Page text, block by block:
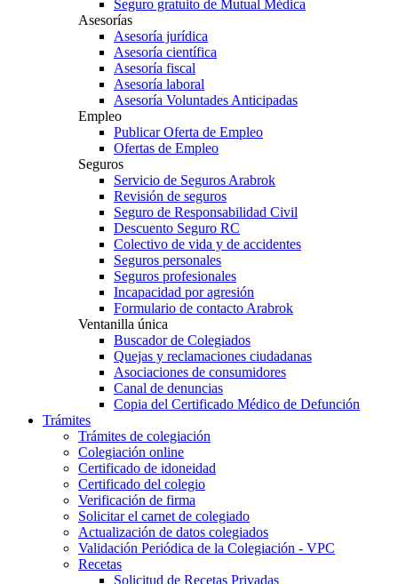
Seguro gratuito de Mutual Médica
Asesorías
Asesoría jurídica
Asesoría científica
Asesoría fiscal
Asesoría laboral
Asesoría Voluntades Anticipadas
Empleo
Publicar Oferta de Empleo
Ofertas de Empleo
Seguros
Servicio de Seguros Arabrok
Revisión de seguros
Seguro de Responsabilidad Civil
Descuento Seguro RC
Colectivo de vida y de accidentes
Seguros personales
Seguros profesionales
Incapacidad por agresión
Formulario de contacto Arabrok
Ventanilla única
Buscador de Colegiados
Quejas y reclamaciones ciudadanas
Asociaciones de consumidores
Canal de denuncias
Copia del Certificado Médico de Defunción
Trámites
Trámites de colegiación
Colegiación online
Certificado de idoneidad
Certificado del colegio
Verificación de firma
Solicitar el carnet de colegiado
Actualización de datos colegiados
Validación Periódica de la Colegiación - VPC
Recetas
Solicitud de Recetas Privadas